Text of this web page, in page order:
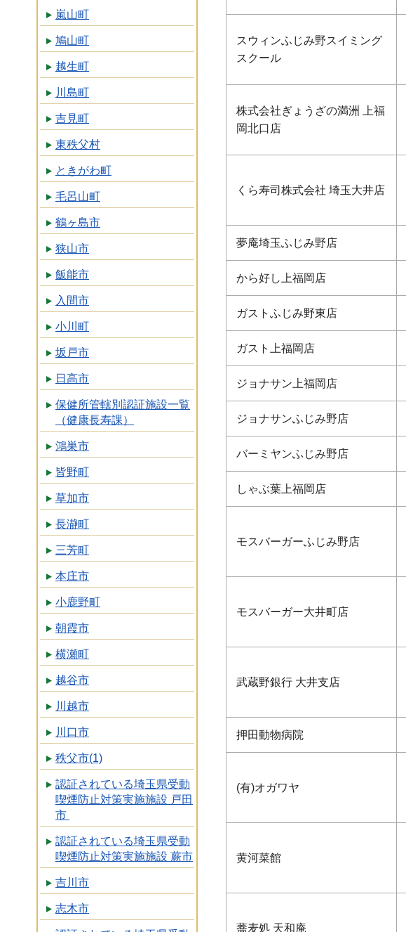
嵐山町
鳩山町
越生町
川島町
吉見町
東秩父村
ときがわ町
毛呂山町
鶴ヶ島市
狭山市
飯能市
入間市
小川町
坂戸市
日高市
保健所管轄別認証施設一覧
（健康長寿課）
鴻巣市
皆野町
草加市
長瀞町
三芳町
本庄市
小鹿野町
朝霞市
横瀬町
越谷市
川越市
川口市
秩父市(1)
認証されている埼玉県受動
喫煙防止対策実施施設 戸田
市
認証されている埼玉県受動
喫煙防止対策実施施設 蕨市
吉川市
志木市
スウィンふじみ野スイミング
スクール
株式会社ぎょうざの満洲 上福
岡北口店
くら寿司株式会社 埼玉大井店
夢庵埼玉ふじみ野店
から好し上福岡店
ガストふじみ野東店
ガスト上福岡店
ジョナサン上福岡店
ジョナサンふじみ野店
バーミヤンふじみ野店
しゃぶ葉上福岡店
モスバーガーふじみ野店
モスバーガー大井町店
武蔵野銀行 大井支店
押田動物病院
(有)オガワヤ
黄河菜館
蕎麦処 天和庵